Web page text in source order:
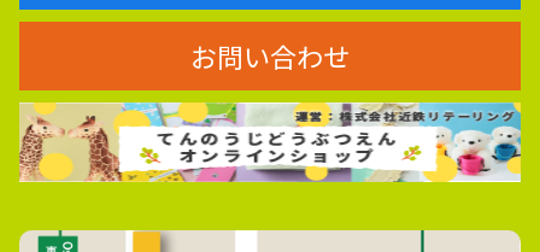
お問い合わせ